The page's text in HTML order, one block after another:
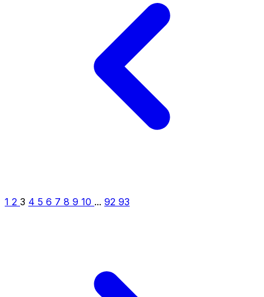
1 2 3 4 5 6 7 8 9 10 ... 92 93